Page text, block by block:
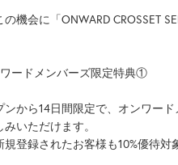
の機会に「ONWARD CROSSET
ードメンバーズ限定特典①
ンから14日間限定で、オンワー
みいただけます。
規登録されたお客様も10%優待